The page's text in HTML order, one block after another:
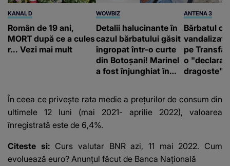
KANAL D
Român de 19 ani,
MORT după ce a cules
r... Vezi mai mult
WOWBIZ
Detalii halucinante în
cazul bărbatului găsit
îngropat într-o curte
din Botoșani! Marinel
a fost înjunghiat în
suspecți
ANTENA 3
Bărbatul
vandalizat
pe
o
dragoste"
În ceea ce privește rata medie a prețurilor de consum din
ultimele 12 luni (mai 2021- aprilie 2022), valoarea
înregistrată este de 6,4%.
Citeste si: Curs valutar BNR azi, 11 mai 2022. Cum
evoluează euro? Anunțul făcut de Banca Națională